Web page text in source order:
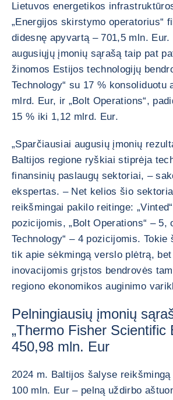
Lietuvos energetikos
„Energijos skirstymo operatorius“
didesnę apyvartą – 701,5 mln.
augusiųjų įmonių sąrašą taip pat
žinomos Estijos technologijų
Technology“ su 17 % konsoliduotu
mlrd. Eur, ir „Bolt Operations“,
15 % iki 1,12 mlrd. Eur.
„Sparčiausiai augusių įmonių
Baltijos regione ryškiai stiprėja
finansinių paslaugų sektoriai, –
ekspertas. – Net kelios šio
reikšmingai pakilo reitinge:
pozicijomis, „Bolt Operations“ – 5,
Technology“ – 4 pozicijomis. Tokie
tik apie sėkmingą verslo plėtrą,
inovacijomis grįstos bendrovės
regiono ekonomikos auginimo
Pelningiausių įmonių
„Thermo Fisher Scientific
450,98 mln. Eur
2024 m. Baltijos šalyse reikšmingą
100 mln. Eur – pelną uždirbo